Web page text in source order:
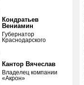
Кондратьев
Вениамин
Губернатор
Краснодарского
Кантор Вячеслав
Владелец компании
«Акрон»